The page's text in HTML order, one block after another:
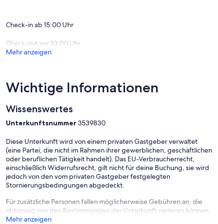
Charme, jedoch nicht für kleine Kinder oder Babys (unter 12 Jahren)
geeignet.
Das Anwesen verfügt über hohe und steile Steintreppen sowie eine
Mezzanine-Etage, die über eine Wendeltreppe erreichbar ist – dies
im obersten Stockwerk ist nicht zum Schlafen für Kinder
vorgesehen.
Jugendliche ab 12 Jahren, um Komfort und Sicherheit für alle zu
Check-in ab 15:00 Uhr
Check-out vor 10:00 Uhr
Mehr anzeigen
Wichtige Informationen
Wissenswertes
Unterkunftsnummer3539830
Diese Unterkunft wird von einem privaten Gastgeber verwaltet
(eine Partei, die nicht im Rahmen ihrer gewerblichen, geschäftlichen
oder beruflichen Tätigkeit handelt). Das EU-Verbraucherrecht,
einschließlich Widerrufsrecht, gilt nicht für deine Buchung, sie wird
jedoch von den vom privaten Gastgeber festgelegten
Stornierungsbedingungen abgedeckt.
Für zusätzliche Personen fallen möglicherweise Gebühren an, die
abhängig von den Bestimmungen der Unterkunft variieren können.
Mehr anzeigen